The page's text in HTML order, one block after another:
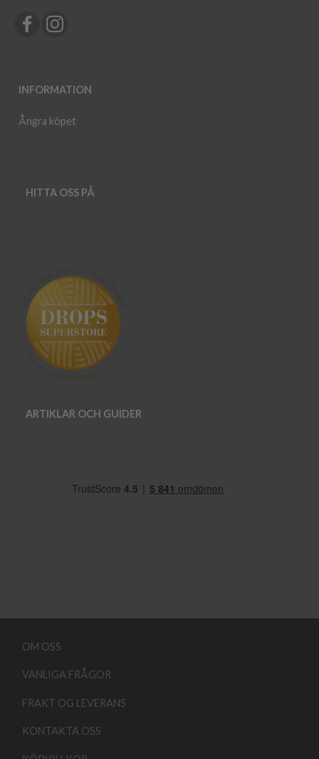
INFORMATION
Ångra köpet
HITTA OSS PÅ
ARTIKLAR OCH GUIDER
OM OSS
VANLIGA FRÅGOR
FRAKT OG LEVERANS
KONTAKTA OSS